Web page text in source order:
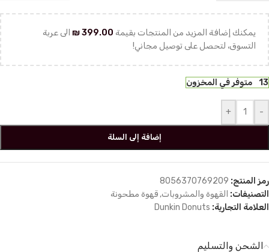
يمكنك إضافة المزيد من المنتجات بقيمة ₪399.00
الى عربة
التسوق، لتحصل على توصيل مجاني!
13 متوفر في المخزون
-
+
إضافة إلى السلة
رمز المنتج: 8056370769209
التصنيفات: القهوة والمشروبات, قهوة مطحونة
العلامة التجارية: Dunkin Donuts
الشحن والتسليم